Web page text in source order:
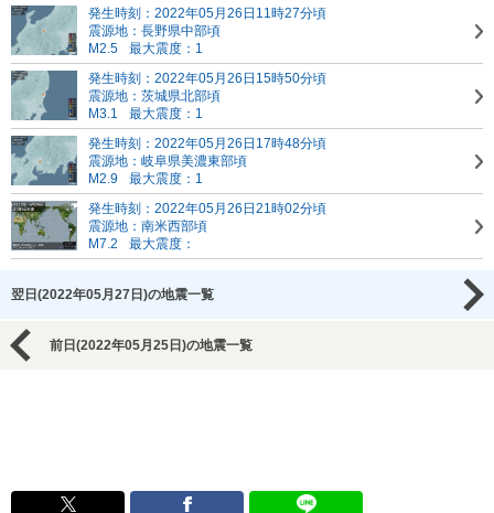
発生時刻：2022年05月26日11時27分頃
震源地：長野県中部頃
M2.5
最大震度：1
発生時刻：2022年05月26日15時50分頃
震源地：茨城県北部頃
M3.1
最大震度：1
発生時刻：2022年05月26日17時48分頃
震源地：岐阜県美濃東部頃
M2.9
最大震度：1
発生時刻：2022年05月26日21時02分頃
震源地：南米西部頃
M7.2
最大震度：
翌日(2022年05月27日)の地震一覧
前日(2022年05月25日)の地震一覧